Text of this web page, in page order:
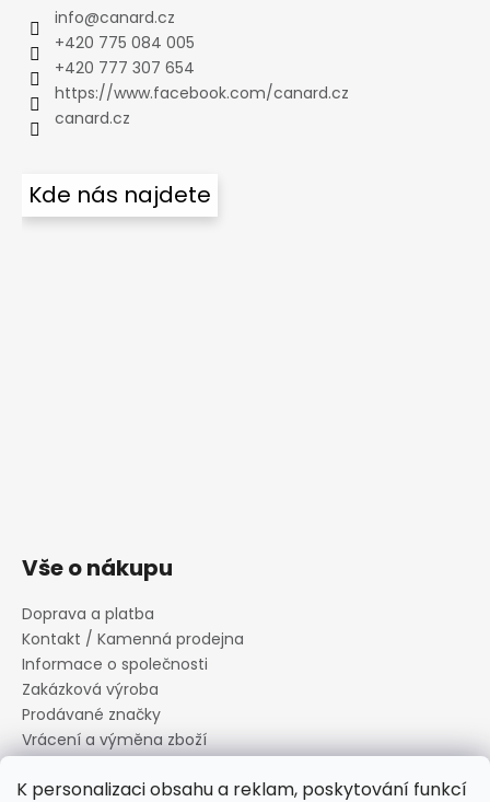
K personalizaci obsahu a reklam, poskytování funkcí
info@canard.cz
+420 775 084 005
+420 777 307 654
https://www.facebook.com/canard.cz
canard.cz
Kde nás najdete
Vše o nákupu
Doprava a platba
Kontakt / Kamenná prodejna
Informace o společnosti
Zakázková výroba
Prodávané značky
Vrácení a výměna zboží
Informace o souborech cookies